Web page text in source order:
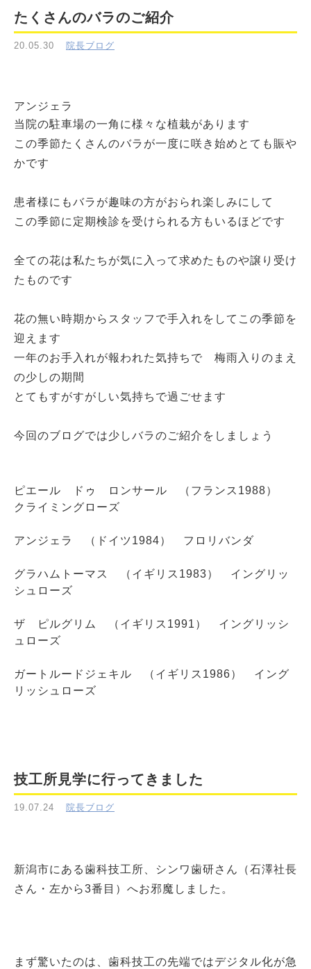
たくさんのバラのご紹介
20.05.30 院長ブログ
アンジェラ
当院の駐車場の一角に様々な植栽があります
この季節たくさんのバラが一度に咲き始めとても賑や
かです
患者様にもバラが趣味の方がおられ楽しみにして
この季節に定期検診を受けられる方もいるほどです
全ての花は私たちが気に入って求めたものや譲り受け
たものです
花の無い時期からスタッフで手入れをしてこの季節を
迎えます
一年のお手入れが報われた気持ちで 梅雨入りのまえ
の少しの期間
とてもすがすがしい気持ちで過ごせます
今回のブログでは少しバラのご紹介をしましょう
ピエール ドゥ ロンサール （フランス1988）
クライミングローズ
アンジェラ （ドイツ1984） フロリバンダ
グラハムトーマス （イギリス1983） イングリッ
シュローズ
ザ ピルグリム （イギリス1991） イングリッシ
ュローズ
ガートルードジェキル （イギリス1986） イング
リッシュローズ
技工所見学に行ってきました
19.07.24 院長ブログ
新潟市にある歯科技工所、シンワ歯研さん（石澤社長
さん・左から3番目）へお邪魔しました。
まず驚いたのは、歯科技工の先端ではデジタル化が急